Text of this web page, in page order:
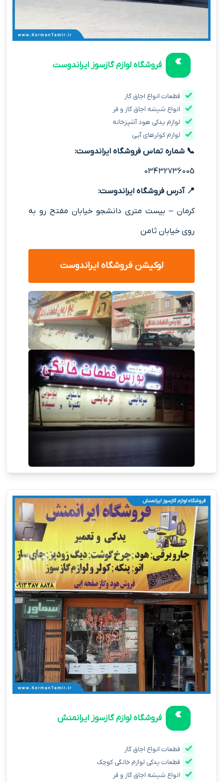
فروشگاه لوازم گازسوز ایراندوست
قطعات انواع اجاق گاز
انواع شیشه اجاق گاز و فر
لوازم یدکی هود آشپزخانه
لوازم کولرهای آبی
📞 شماره تماس فروشگاه ایراندوست:
03432736005
📍 آدرس فروشگاه ایراندوست:
کرمان – بیست متری دانشجو خیابان مفتح رو به
روی خیابان ثامن
لوکیشن فروشگاه ایراندوست
فروشگاه لوازم گازسوز ایرانمنش
قطعات انواع اجاق گاز
قطعات یدکی لوازم خانگی کوچک
انواع شیشه اجاق گاز و فر